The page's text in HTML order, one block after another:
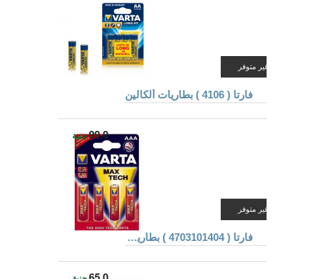
غير متوفر
فارتا ( 4106 ) بطاريات ألكالين
غير متوفر
99.0جنية
فارتا ( 4703101404 ) بطاريات ألكالين